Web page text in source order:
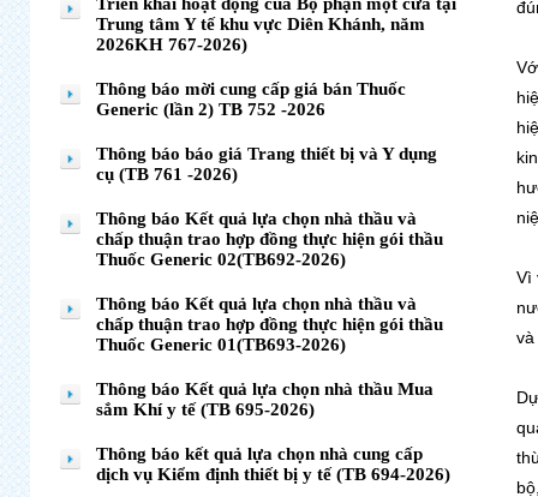
Vì
và
Trung tâm Y tế khu vực Diên Khánh, năm
2026KH 767-2026)
Thông báo mời cung cấp giá bán Thuốc
Generic (lần 2) TB 752 -2026
Thông báo báo giá Trang thiết bị và Y dụng
cụ (TB 761 -2026)
Thông báo Kết quả lựa chọn nhà thầu và
chấp thuận trao hợp đồng thực hiện gói thầu
Thuốc Generic 02(TB692-2026)
Thông báo Kết quả lựa chọn nhà thầu và
chấp thuận trao hợp đồng thực hiện gói thầu
Thuốc Generic 01(TB693-2026)
Thông báo Kết quả lựa chọn nhà thầu Mua
sắm Khí y tế (TB 695-2026)
Thông báo kết quả lựa chọn nhà cung cấp
dịch vụ Kiểm định thiết bị y tế (TB 694-2026)